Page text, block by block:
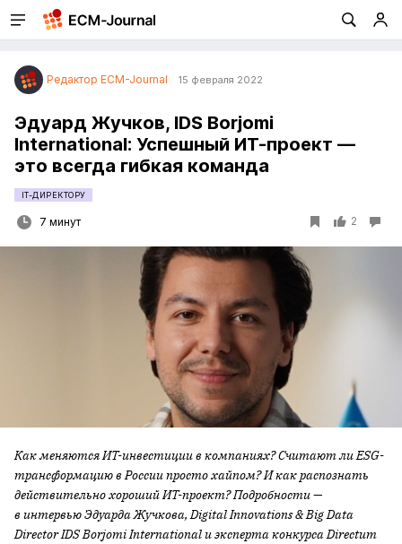
Редактор ECM-Journal 15 февраля 2022
Эдуард Жучков, IDS Borjomi
International: Успешный ИТ-проект —
это всегда гибкая команда
IT-ДИРЕКТОРУ
7 минут 2
Как меняются ИТ-инвестиции в компаниях? Считают ли ESG-
трансформацию в России просто хайпом? И как распознать
действительно хороший ИТ-проект? Подробности —
в интервью Эдуарда Жучкова, Digital Innovations & Big Data
Director IDS Borjomi International и эксперта конкурса Directum